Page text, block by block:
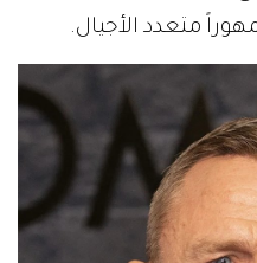
متعدد الأجيال.